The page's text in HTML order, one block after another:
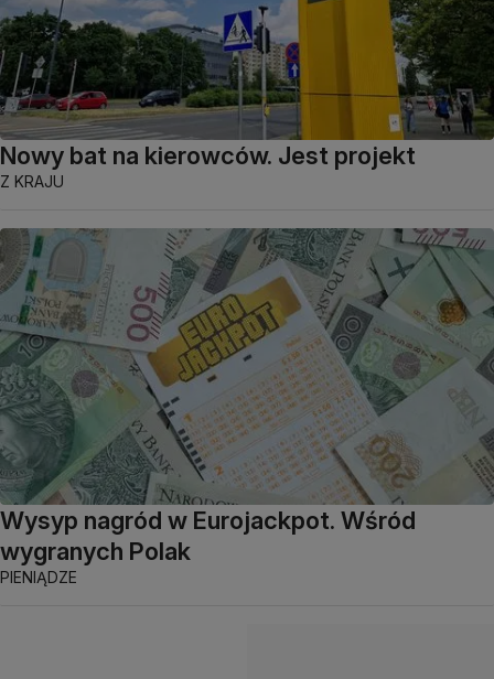
Nowy bat na kierowców. Jest projekt
Z KRAJU
Wysyp nagród w Eurojackpot. Wśród
wygranych Polak
PIENIĄDZE